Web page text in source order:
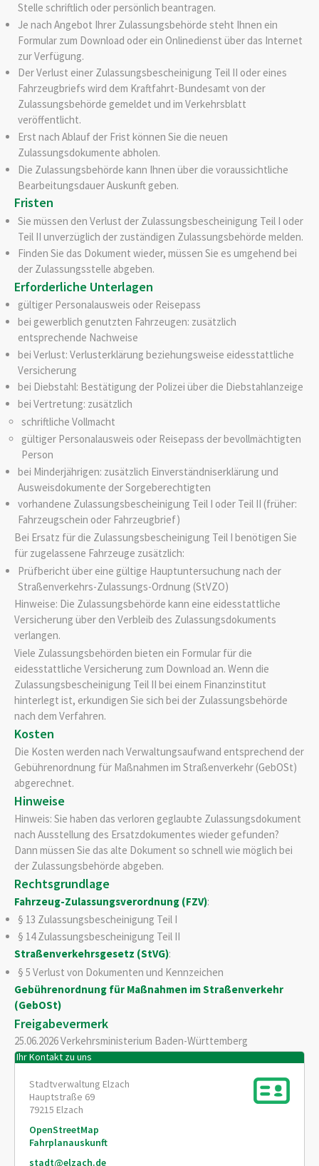
Stelle schriftlich oder persönlich beantragen.
Je nach Angebot Ihrer Zulassungsbehörde steht Ihnen ein
Formular zum Download oder ein Onlinedienst über das Internet
zur Verfügung.
Der Verlust einer Zulassungsbescheinigung Teil II oder eines
Fahrzeugbriefs wird dem Kraftfahrt-Bundesamt von der
Zulassungsbehörde gemeldet und im Verkehrsblatt
veröffentlicht.
Erst nach Ablauf der Frist können Sie die neuen
Zulassungsdokumente abholen.
Die Zulassungsbehörde kann Ihnen über die voraussichtliche
Bearbeitungsdauer Auskunft geben.
Fristen
Sie müssen den Verlust der Zulassungsbescheinigung Teil I oder
Teil II unverzüglich der zuständigen Zulassungsbehörde melden.
Finden Sie das Dokument wieder, müssen Sie es umgehend bei
der Zulassungsstelle abgeben.
Erforderliche Unterlagen
gültiger Personalausweis oder Reisepass
bei gewerblich genutzten Fahrzeugen: zusätzlich
entsprechende Nachweise
bei Verlust: Verlusterklärung beziehungsweise eidesstattliche
Versicherung
bei Diebstahl: Bestätigung der Polizei über die Diebstahlanzeige
bei Vertretung: zusätzlich
schriftliche Vollmacht
gültiger Personalausweis oder Reisepass der bevollmächtigten
Person
bei Minderjährigen: zusätzlich Einverständniserklärung und
Ausweisdokumente der Sorgeberechtigten
vorhandene Zulassungsbescheinigung Teil I oder Teil II (früher:
Fahrzeugschein oder Fahrzeugbrief)
Bei Ersatz für die Zulassungsbescheinigung Teil I benötigen Sie
für zugelassene Fahrzeuge zusätzlich:
Prüfbericht über eine gültige Hauptuntersuchung nach der
Straßenverkehrs-Zulassungs-Ordnung (StVZO)
Hinweise: Die Zulassungsbehörde kann eine eidesstattliche
Versicherung über den Verbleib des Zulassungsdokuments
verlangen.
Viele Zulassungsbehörden bieten ein Formular für die
eidesstattliche Versicherung zum Download an. Wenn die
Zulassungsbescheinigung Teil II bei einem Finanzinstitut
hinterlegt ist, erkundigen Sie sich bei der Zulassungsbehörde
nach dem Verfahren.
Kosten
Die Kosten werden nach Verwaltungsaufwand entsprechend der
Gebührenordnung für Maßnahmen im Straßenverkehr (GebOSt)
abgerechnet.
Hinweise
Hinweis: Sie haben das verloren geglaubte Zulassungsdokument
nach Ausstellung des Ersatzdokumentes wieder gefunden?
Dann müssen Sie das alte Dokument so schnell wie möglich bei
der Zulassungsbehörde abgeben.
Rechtsgrundlage
Fahrzeug-Zulassungsverordnung (FZV):
§ 13 Zulassungsbescheinigung Teil I
§ 14 Zulassungsbescheinigung Teil II
Straßenverkehrsgesetz (StVG):
§ 5 Verlust von Dokumenten und Kennzeichen
Gebührenordnung für Maßnahmen im Straßenverkehr
(GebOSt)
Freigabevermerk
25.06.2026 Verkehrsministerium Baden-Württemberg
Ihr Kontakt zu uns
Stadtverwaltung Elzach
Hauptstraße 69
79215 Elzach
OpenStreetMap
Fahrplanauskunft
stadt@elzach.de